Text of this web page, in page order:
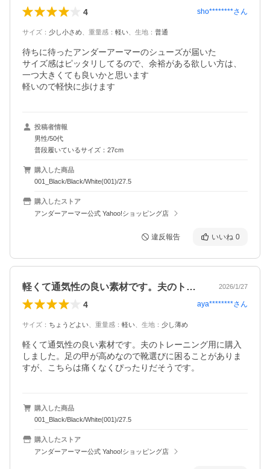
4 sho********さん
サイズ ： 少し小さめ 重量感 ： 軽い 生地 ： 普通
待ちに待ったアンダーアーマーのシューズが届いた
サイズ感はピッタリしてるので、余裕がある欲しい方は、
一つ大きくても良いかと思います
軽いので軽快に歩けます
投稿者情報
男性/50代
普段履いているサイズ：27cm
購入した商品
001_Black/Black/White(001)/27.5
購入したストア
アンダーアーマー公式 Yahoo!ショッピング店
違反報告 いいね 0
軽くて通気性の良い素材です。夫のトレー… 2026/1/27
4 aya********さん
サイズ ： ちょうどよい 重量感 ： 軽い 生地 ： 少し薄め
軽くて通気性の良い素材です。夫のトレーニング用に購入
しました。足の甲が高めなので靴選びに困ることがありま
すが、こちらは痛くなくぴったりだそうです。
購入した商品
001_Black/Black/White(001)/27.5
購入したストア
アンダーアーマー公式 Yahoo!ショッピング店